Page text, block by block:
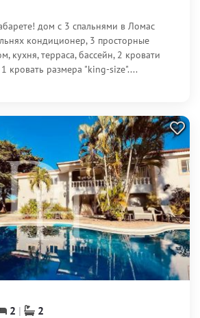
дом с 3 спальнями в Ломас
кондиционер, 3 просторные
кухня, терраса, бассейн, 2 кровати
кровать размера "king-size"....
2 2